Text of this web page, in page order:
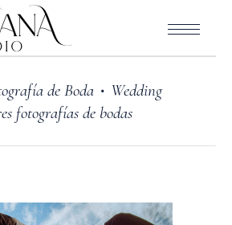
de Boda • Wedding
fotografías de bodas